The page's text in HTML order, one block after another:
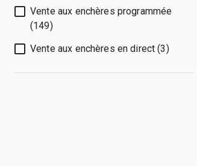
Vente aux enchères programmée
(149)
Vente aux enchères en direct (3)